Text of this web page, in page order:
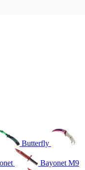
Butterfly
Bayonet M9